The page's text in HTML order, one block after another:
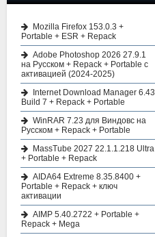
Mozilla Firefox 153.0.3 +
Portable + ESR + Repack
Adobe Photoshop 2026 27.9.1
на Русском + Repack + Portable с
активацией (2024-2025)
Internet Download Manager 6.43
Build 7 + Repack + Portable
WinRAR 7.23 для Виндовс на
Русском + Repack + Portable
MassTube 2027 22.1.1.218 Ultra
+ Portable + Repack
AIDA64 Extreme 8.35.8400 +
Portable + Repack + ключ
активации
AIMP 5.40.2722 + Portable +
Repack + Mega